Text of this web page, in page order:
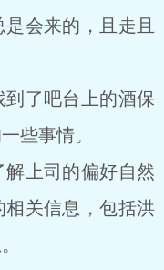
会来的，且走且
了吧台上的酒保
些事情。
上司的偏好自然
关信息，包括洪